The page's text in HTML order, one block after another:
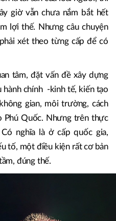
nắm bắt được hết những
đặc biệt là trở thành một
ông?
giờ vẫn chưa nắm bắt hết
lợi thế. Nhưng câu chuyện
xét theo từng cấp để có
tâm, đặt vấn đề xây dựng
chính -kinh tế, kiến tạo
gian, môi trường, cách
tố, một điều kiện rất cơ bản